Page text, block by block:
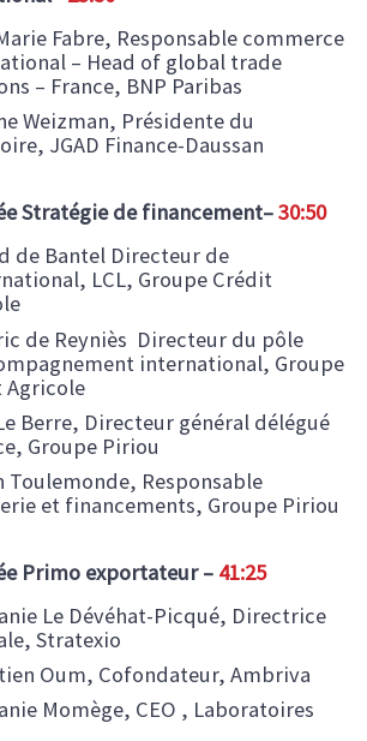
Fabre​, Responsable commerce
– Head of global trade
– France​, BNP Paribas
Weizman​, Présidente du
JGAD Finance-Daussan
Stratégie de financement–30:50
de Bantel​ Directeur de
LCL, Groupe Crédit
de Reyniès ​ Directeur du pôle
international, Groupe
Agricole​
Berre, Directeur général délégué
Groupe Piriou​
Toulemonde, Responsable
​et financements​, Groupe Piriou
Primo exportateur​ – 41:25
Le Dévéhat-Picqué​, Directrice
Stratexio​
Oum,​ Cofondateur, Ambriva​
Momège​, CEO , Laboratoires